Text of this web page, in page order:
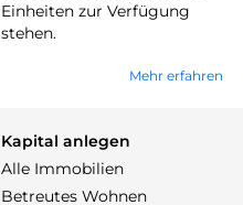
Einheiten zur Verfügung
stehen.
Mehr erfahren
Kapital anlegen
Alle Immobilien
Betreutes Wohnen